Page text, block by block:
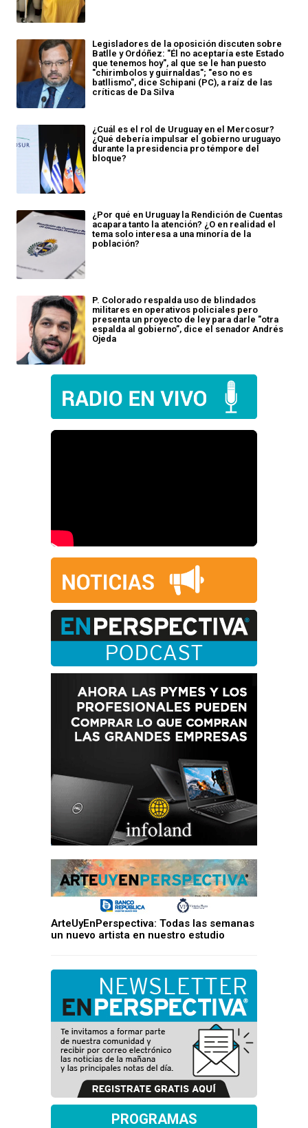
Legisladores de la oposición discuten sobre
Batlle y Ordóñez: "Él no aceptaría este Estado
que tenemos hoy", al que se le han puesto
"chirimbolos y guirnaldas"; "eso no es
batllismo", dice Schipani (PC), a raíz de las
críticas de Da Silva
¿Cuál es el rol de Uruguay en el Mercosur?
¿Qué debería impulsar el gobierno uruguayo
durante la presidencia pro témpore del
bloque?
¿Por qué en Uruguay la Rendición de Cuentas
acapara tanto la atención? ¿O en realidad el
tema solo interesa a una minoría de la
población?
P. Colorado respalda uso de blindados
militares en operativos policiales pero
presenta un proyecto de ley para darle "otra
espalda al gobierno”, dice el senador Andrés
Ojeda
ArteUyEnPerspectiva: Todas las semanas
un nuevo artista en nuestro estudio
PROGRAMAS